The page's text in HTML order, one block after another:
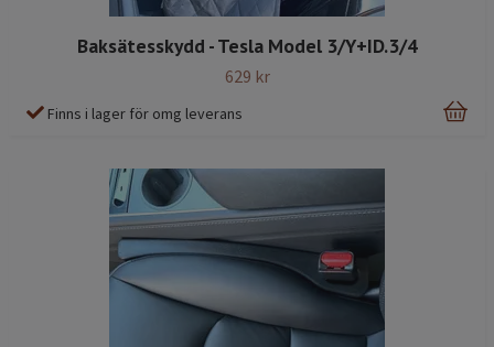
Baksätesskydd - Tesla Model 3/Y+ID.3/4
629 kr
Finns i lager för omg leverans